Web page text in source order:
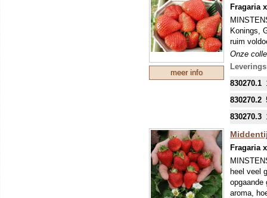
Dit
presteren
grauwe
tuin.
Onze
meer info
Fragaria
Konings,
ruim
Onze
830270.1
830270.2
830270.3
Fragaria
heel veel
opgaande
aroma,